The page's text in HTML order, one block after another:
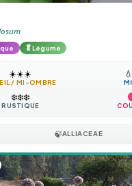
🥬Légume
☀️☀️☀️
/ MI-OMBRE
💧
❄️❄️❄️
RUSTIQUE
🍃ALLIACEAE